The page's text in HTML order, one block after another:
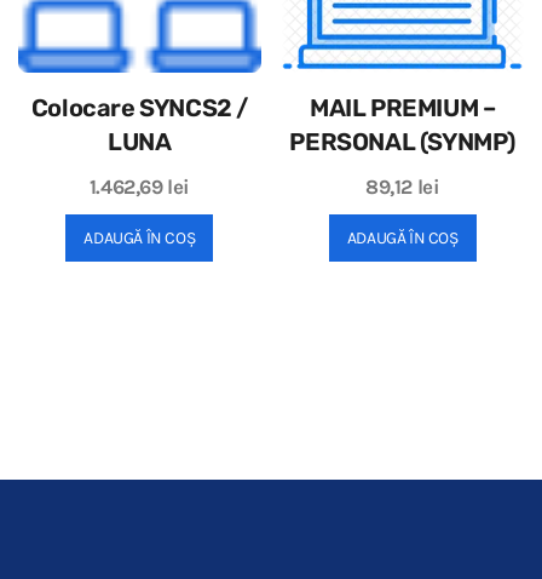
Colocare SYNCS2 /
LUNA
1.462,69 lei
ADAUGĂ ÎN COȘ
MAIL PREMIUM –
PERSONAL (SYNMP)
89,12 lei
ADAUGĂ ÎN COȘ